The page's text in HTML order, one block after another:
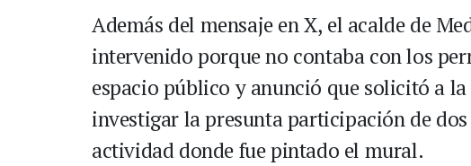
Además del mensaje en X, el acalde de
intervenido porque no contaba con los
espacio público y anunció que solicitó a
investigar la presunta participación de
actividad donde fue pintado el mural.